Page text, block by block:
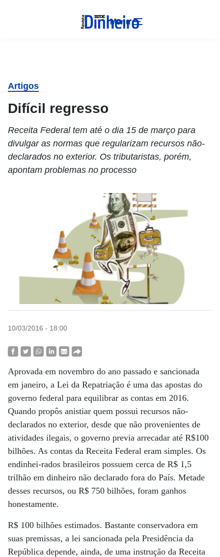
Menu
Artigos
Difícil regresso
Receita Federal tem até o dia 15 de março para
divulgar as normas que regularizam recursos não-
declarados no exterior. Os tributaristas, porém,
apontam problemas no processo
10/03/2016 - 18:00
Aprovada em novembro do ano passado e sancionada
em janeiro, a Lei da Repatriação é uma das apostas do
governo federal para equilibrar as contas em 2016.
Quando propôs anistiar quem possui recursos não-
declarados no exterior, desde que não provenientes de
atividades ilegais, o governo previa arrecadar até R$100
bilhões. As contas da Receita Federal eram simples. Os
endinhei-rados brasileiros possuem cerca de R$ 1,5
trilhão em dinheiro não declarado fora do País. Metade
desses recursos, ou R$ 750 bilhões, foram ganhos
honestamente.
R$ 100 bilhões estimados. Bastante conservadora em
suas premissas, a lei sancionada pela Presidência da
República depende, ainda, de uma instrução da Receita